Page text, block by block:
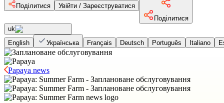
Поділитися
Увійти / Зареєструватися
Поділитися
uk
English
Українська Français Deutsch Português Italiano
Papaya news